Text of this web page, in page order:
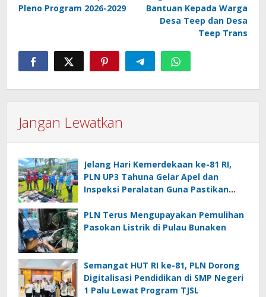
Pleno Program 2026-2029
Bantuan Kepada Warga
Desa Teep dan Desa
Teep Trans
Jangan Lewatkan
Jelang Hari Kemerdekaan ke-81 RI,
PLN UP3 Tahuna Gelar Apel dan
Inspeksi Peralatan Guna Pastikan
Utara
PLN Terus Mengupayakan Pemulihan
Pasokan Listrik di Pulau Bunaken
Semangat HUT RI ke-81, PLN Dorong
Digitalisasi Pendidikan di SMP Negeri
1 Palu Lewat Program TJSL